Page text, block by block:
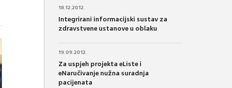
18.12.2012.
Integrirani informacijski sustav za
zdravstvene ustanove u oblaku
19.09.2012.
Za uspjeh projekta eListe i
eNaručivanje nužna suradnja
pacijenata